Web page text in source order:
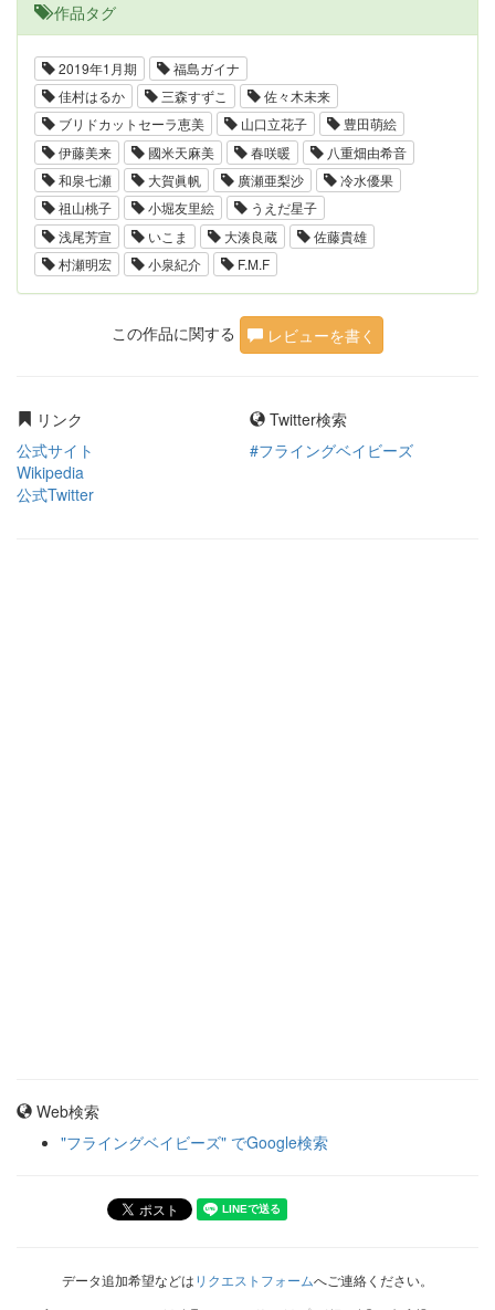
作品タグ
2019年1月期
福島ガイナ
佳村はるか
三森すずこ
佐々木未来
ブリドカットセーラ恵美
山口立花子
豊田萌絵
伊藤美来
國米天麻美 春咲暖
八重畑由希音
和泉七瀬
大賀眞帆 廣瀬亜梨沙
冷水優果
祖山桃子
小堀友里絵
うえだ星子
浅尾芳宣
いこま 大湊良蔵
佐藤貴雄
村瀬明宏
小泉紀介 F.M.F
この作品に関する レビューを書く
リンク
公式サイト
Wikipedia
公式Twitter
Twitter検索
#フライングベイビーズ
Web検索
"フライングベイビーズ" でGoogle検索
データ追加希望などはリクエストフォームへご連絡ください。